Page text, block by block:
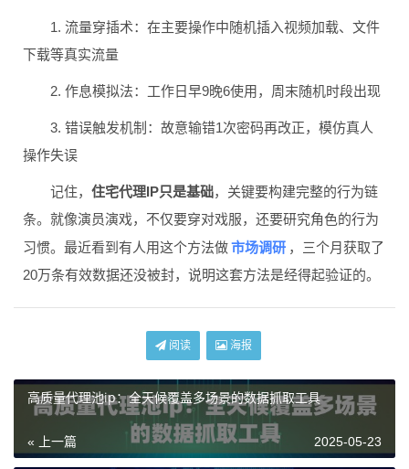
1. 流量穿插术：在主要操作中随机插入视频加载、文件
下载等真实流量
2. 作息模拟法：工作日早9晚6使用，周末随机时段出现
3. 错误触发机制：故意输错1次密码再改正，模仿真人
操作失误
记住， 住宅代理IP只是基础，关键要构建完整的行为链
条。就像演员演戏，不仅要穿对戏服，还要研究角色的行为
习惯。最近看到有人用这个方法做市场调研 ，三个月获取了
20万条有效数据还没被封，说明这套方法是经得起验证的。
阅读 海报
高质量代理池ip：全天候覆盖多场景的数据抓取工具
« 上一篇 2025-05-23